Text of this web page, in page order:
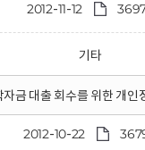
2012-11-12
기타
금 대출 회수를 위한 개인
2012-10-22